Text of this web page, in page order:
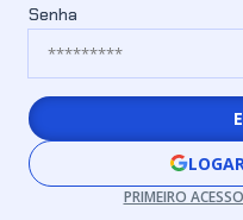
Senha
PRIMEIRO